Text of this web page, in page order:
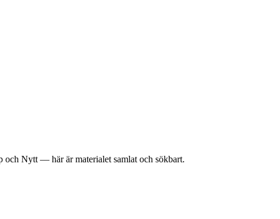
och Nytt — här är materialet samlat och sökbart.